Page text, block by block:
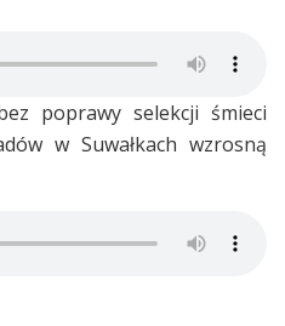
poprawy selekcji śmieci
w Suwałkach wzrosną